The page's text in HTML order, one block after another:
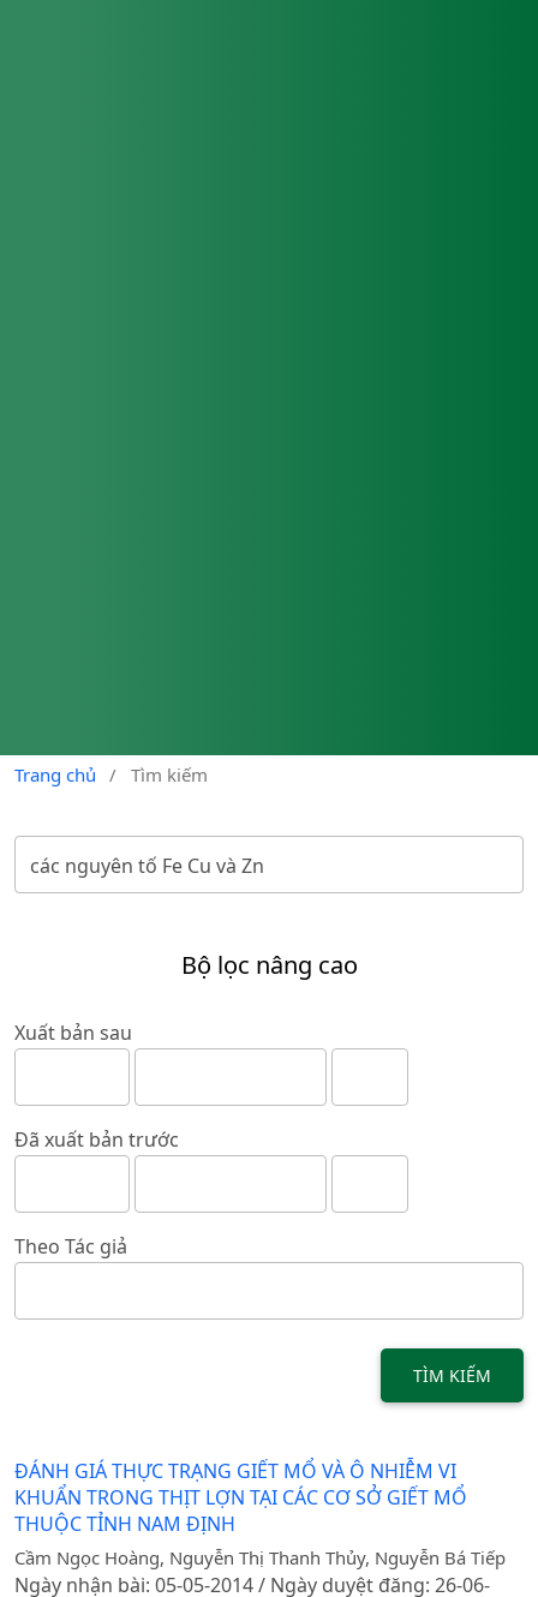
Trang chủ / Tìm kiếm
Bộ lọc nâng cao
Xuất bản sau
Đã xuất bản trước
Theo Tác giả
TÌM KIẾM
ĐÁNH GIÁ THỰC TRẠNG GIẾT MỔ VÀ Ô NHIỄM VI
KHUẨN TRONG THỊT LỢN TẠI CÁC CƠ SỞ GIẾT MỔ
THUỘC TỈNH NAM ĐỊNH
Cầm Ngọc Hoàng, Nguyễn Thị Thanh Thủy, Nguyễn Bá Tiếp
Ngày nhận bài: 05-05-2014 / Ngày duyệt đăng: 26-06-